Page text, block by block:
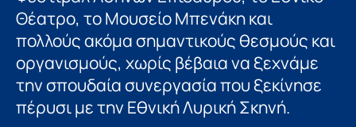
Θέατρο, το Μουσείο Μπενάκη και
πολλούς ακόμα σημαντικούς θεσμούς και
οργανισμούς, χωρίς βέβαια να ξεχνάμε
την σπουδαία συνεργασία που ξεκίνησε
πέρυσι με την Εθνική Λυρική Σκηνή.